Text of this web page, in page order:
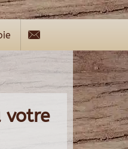
votre